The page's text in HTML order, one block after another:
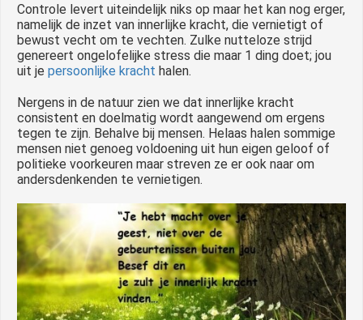
Controle levert uiteindelijk niks op maar het kan nog erger,
namelijk de inzet van innerlijke kracht, die vernietigt of
bewust vecht om te vechten. Zulke nutteloze strijd
genereert ongelofelijke stress die maar 1 ding doet; jou
uit je persoonlijke kracht halen.
Nergens in de natuur zien we dat innerlijke kracht
consistent en doelmatig wordt aangewend om ergens
tegen te zijn. Behalve bij mensen. Helaas halen sommige
mensen niet genoeg voldoening uit hun eigen geloof of
politieke voorkeuren maar streven ze er ook naar om
andersdenkenden te vernietigen.